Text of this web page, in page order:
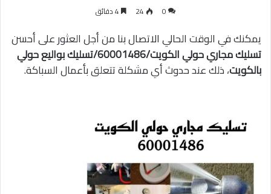
0
24
يمكنك في الوقت الحالي الاتصال بنا من أجل العثور على أحسن
تسليك مجاري حولي الكويت/60001486/تسليك بواليع حولي
بالكويت، ذلك عند حدوث أي مشكلة تتعلق بأعمال السباكة.